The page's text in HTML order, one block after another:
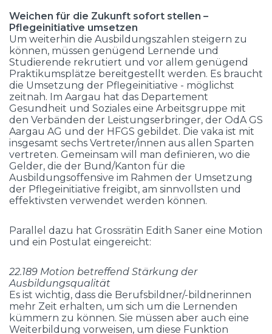
Weichen für die Zukunft sofort stellen –
Pflegeinitiative umsetzen
Um weiterhin die Ausbildungszahlen steigern zu
können, müssen genügend Lernende und
Studierende rekrutiert und vor allem genügend
Praktikumsplätze bereitgestellt werden. Es braucht
die Umsetzung der Pflegeinitiative - möglichst
zeitnah. Im Aargau hat das Departement
Gesundheit und Soziales eine Arbeitsgruppe mit
den Verbänden der Leistungserbringer, der OdA GS
Aargau AG und der HFGS gebildet. Die vaka ist mit
insgesamt sechs Vertreter/innen aus allen Sparten
vertreten. Gemeinsam will man definieren, wo die
Gelder, die der Bund/Kanton für die
Ausbildungsoffensive im Rahmen der Umsetzung
der Pflegeinitiative freigibt, am sinnvollsten und
effektivsten verwendet werden können.
Parallel dazu hat Grossrätin Edith Saner eine Motion
und ein Postulat eingereicht:
22.189 Motion betreffend Stärkung der
Ausbildungsqualität
Es ist wichtig, dass die Berufsbildner/-bildnerinnen
mehr Zeit erhalten, um sich um die Lernenden
kümmern zu können. Sie müssen aber auch eine
Weiterbildung vorweisen, um diese Funktion